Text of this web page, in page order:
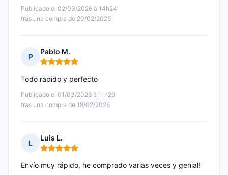
Publicado el 02/03/2026 à 14h24
tras una compra de 20/02/2026
P
Pablo M.
Nota: 5 de 5
Publicado el 01/03/2026 à 11h29
tras una compra de 18/02/2026
Todo rapido y perfecto
L
Luis L.
Nota: 5 de 5
Envío muy rápido, he comprado varias veces y genial!